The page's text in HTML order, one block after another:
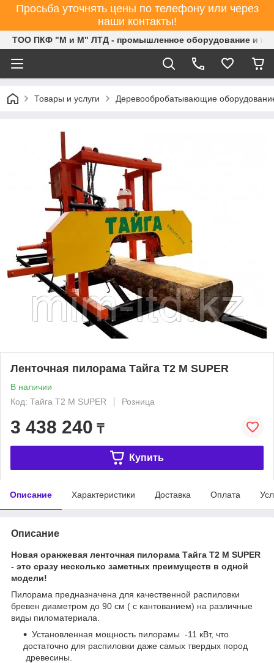
Просьба уточнять цены по телефону или через
наши контакты!
ТОО ПКФ "М и М" ЛТД - промышленное оборудование и
Товары и услуги Деревообробатывающие
Ленточная пилорама Тайга Т2 М SUPER
В наличии
Код: Тайга Т2 М SUPER
Розница
3 438 240 ₸
Купить
Описание Характеристики Доставка Оплата
Описание
Новая оранжевая ленточная пилорама Тайга Т2 М SUPER
- это сразу несколько заметных преимуществ в одной
модели!
Пилорама предназначена для качественной распиловки
бревен диаметром до 90 см ( с кантованием) на различные
виды пиломатериала.
Установленная мощность пилорамы -11 кВт, что
достаточно для распиловки даже самых твердых пород
древесины.